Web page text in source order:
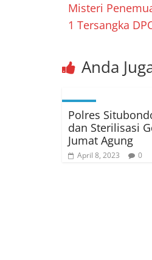
Misteri
1 Tersangka
Anda
Polres
dan Sterilisasi
Jumat Agung
April 8, 2023 0